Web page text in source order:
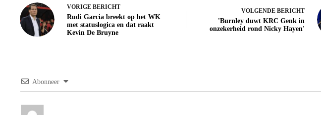
VORIGE BERICHT
Rudi Garcia breekt op het WK
met statuslogica en dat raakt
Kevin De Bruyne
VOLGENDE BERICHT
'Burnley duwt KRC Genk in
onzekerheid rond Nicky Hayen'
Abonneer